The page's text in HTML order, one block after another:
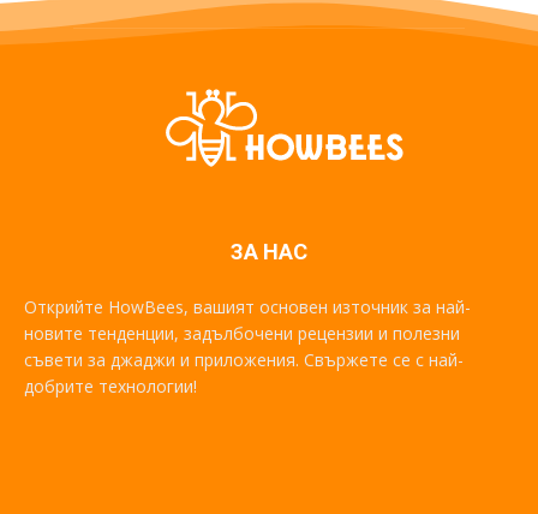
ЗА НАС
Открийте HowBees, вашият основен източник за най-
новите тенденции, задълбочени рецензии и полезни
съвети за джаджи и приложения. Свържете се с най-
добрите технологии!